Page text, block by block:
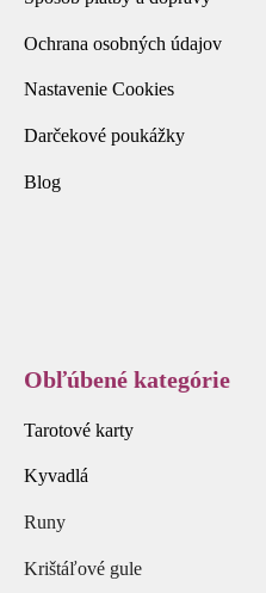
Ochrana osobných údajov
Nastavenie Cookies
Darčekové poukážky
Blog
Obľúbené kategórie
Tarotové karty
Kyvadlá
Runy
Krištáľové gule